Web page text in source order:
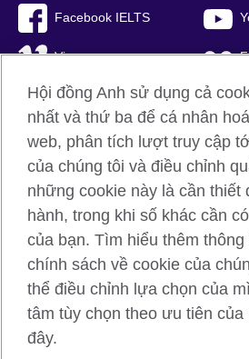
Facebook IELTS
Vimeo
RSS
Hội đồng Anh toàn cầu
Bảo mật thông tin và quy định sử dụng
Cookie
Sơ đồ trang
© 2026 British Council
British Council (Viet Nam) LLC (
Hội đồng Anh sử dụng cả
nhất và thứ ba để cá nhân
web, phân tích lượt truy cập
của chúng tôi và điều chỉnh
những cookie này là cần thiết
hành, trong khi số khác cần
của bạn. Tìm hiểu thêm
chính sách về cookie của
thể điều chỉnh lựa chọn của
tâm tùy chọn theo ưu tiên
đây.